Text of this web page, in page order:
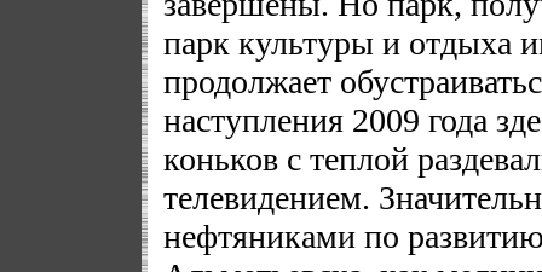
парк культуры и отдыха
продолжает
наступления 2009 года
коньков с теплой
телевидением.
нефтяниками по